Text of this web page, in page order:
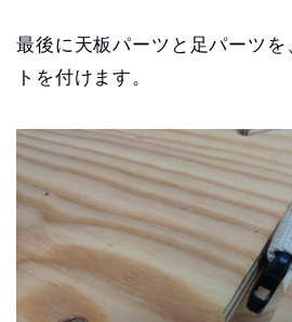
最後に天板パーツと足パーツ
トを付けます。